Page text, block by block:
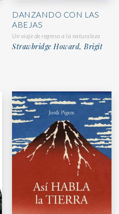
DANZANDO CON LAS
ABEJAS
Un viaje de regreso a la naturaleza
Strawbridge Howard, Brigit